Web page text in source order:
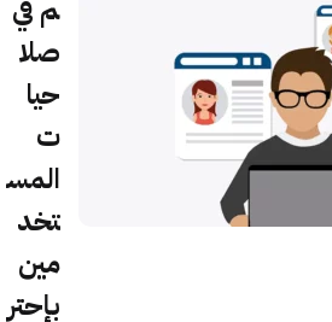
م في
صلا
حيا
ت
المس
تخد
مين
بإحتر